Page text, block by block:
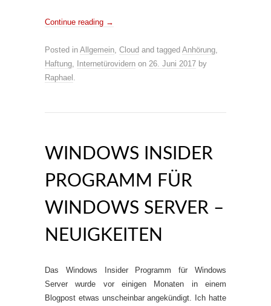
Continue reading →
Posted in Allgemein, Cloud and tagged Anhörung,
Haftung, Internetürovidern on 26. Juni 2017 by
Raphael .
WINDOWS INSIDER
PROGRAMM FÜR
WINDOWS SERVER –
NEUIGKEITEN
Das Windows Insider Programm für Windows
Server wurde vor einigen Monaten in einem
Blogpost etwas unscheinbar angekündigt. Ich hatte